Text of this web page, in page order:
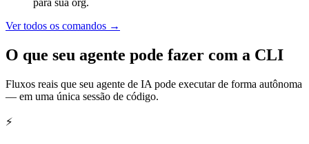
para sua org.
Ver todos os comandos →
O que seu agente pode fazer com a CLI
Fluxos reais que seu agente de IA pode executar de forma autônoma
— em uma única sessão de código.
⚡